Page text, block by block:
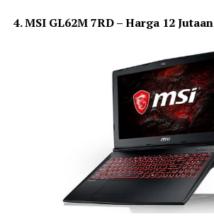
4. MSI GL62M 7RD – Harga 12 Jutaan